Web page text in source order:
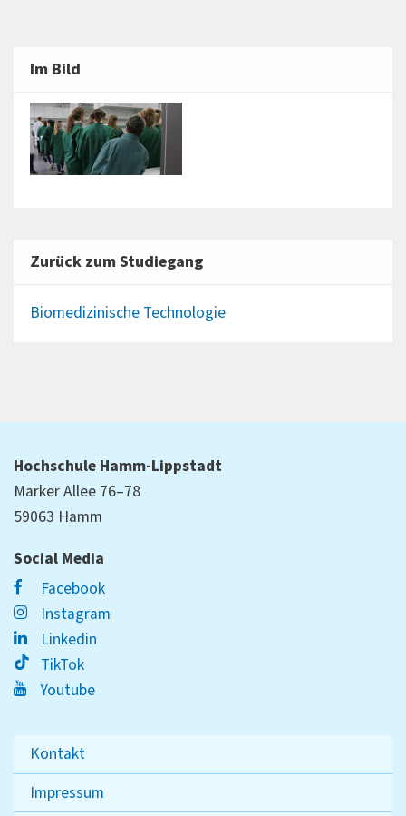
Im Bild
Zurück zum Studiegang
Biomedizinische Technologie
Hochschule Hamm-Lippstadt
Marker Allee 76–78
59063 Hamm
Social Media
Facebook
Instagram
Linkedin
TikTok
Youtube
Kontakt
Impressum